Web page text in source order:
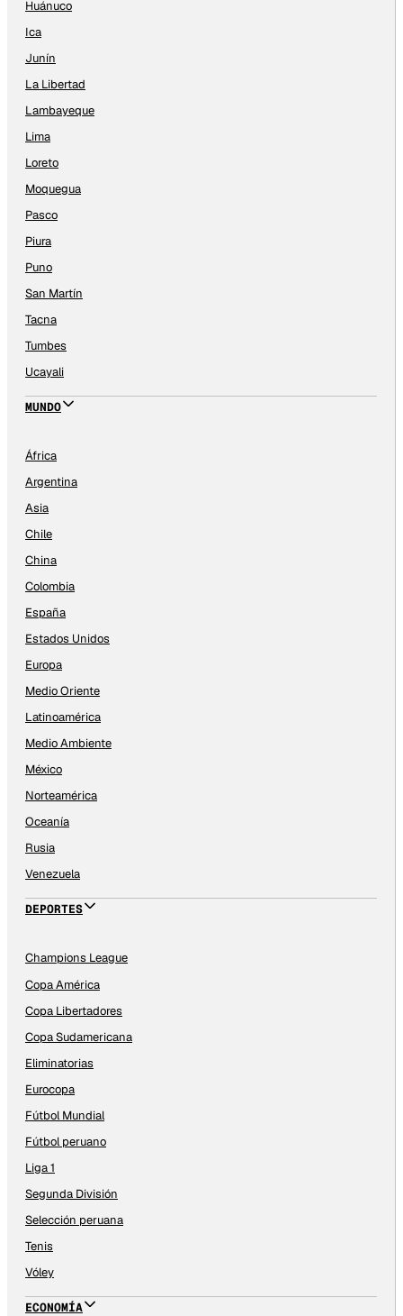
Huánuco
Ica
Junín
La Libertad
Lambayeque
Lima
Loreto
Moquegua
Pasco
Piura
Puno
San Martín
Tacna
Tumbes
Ucayali
MUNDO
África
Argentina
Asia
Chile
China
Colombia
España
Estados Unidos
Europa
Medio Oriente
Latinoamérica
Medio Ambiente
México
Norteamérica
Oceanía
Rusia
Venezuela
DEPORTES
Champions League
Copa América
Copa Libertadores
Copa Sudamericana
Eliminatorias
Eurocopa
Fútbol Mundial
Fútbol peruano
Liga 1
Segunda División
Selección peruana
Tenis
Vóley
ECONOMÍA